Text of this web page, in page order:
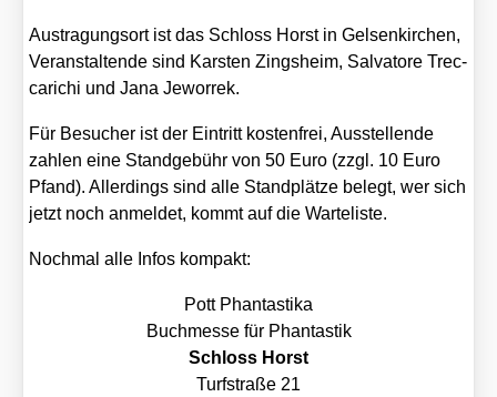
Aus­tra­gungs­ort ist das Schloss Horst in Gel­sen­kir­chen,
Ver­an­stal­ten­de sind Kars­ten Zings­heim, Sal­va­to­re Trec­
ca­ri­chi und Jana Jewor­rek.
Für Besu­cher ist der Ein­tritt kos­ten­frei, Aus­stel­len­de
zah­len eine Stand­ge­bühr von 50 Euro (zzgl. 10 Euro
Pfand). Aller­dings sind alle Stand­plät­ze belegt, wer sich
jetzt noch anmel­det, kommt auf die War­te­lis­te.
Noch­mal alle Infos kom­pakt:
Pott Phan­tas­tika
Buch­mes­se für Phan­tas­tik
Schloss Horst
Turf­stra­ße 21